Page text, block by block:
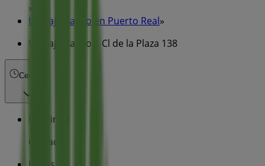
»
Unicaja Banco en Puerto Real»
Unicaja Banco | Cl de la Plaza 138
Cerrado
Domingo
Cerrado